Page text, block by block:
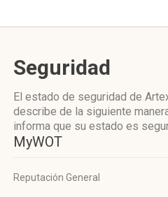
Seguridad
El estado de seguridad de
describe de la siguiente
informa que su estado es
MyWOT
Reputación General